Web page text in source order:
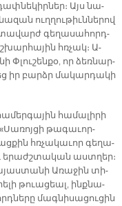
Այս նա­
ուղ­ղու­թիւն­նե­րով
գե­ղա­սա­հորդ­
հռչակ։ Ա­
Փլուշ­են­քօ, որ ձեռ­նար­
իր բարձր մա­կար­դա­կի
հա­մա­լի­րի
թա­գա­ւոր­
հռչա­կա­ւոր գե­ղա­
ե­րաժշ­տա­կան աստ­ղեր։
Ա­ռա­ջին տի­
թուա­ցեալ, ինք­նա­
մագ­նի­սա­ցու­ցին